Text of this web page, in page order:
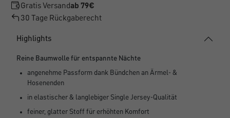
Gratis Versandab 79€
30 Tage Rückgaberecht
Highlights
Reine Baumwolle für entspannte Nächte
angenehme Passform dank Bündchen an Ärmel- &
Hosenenden
in elastischer & langlebiger Single Jersey-Qualität
feiner, glatter Stoff für erhöhten Komfort